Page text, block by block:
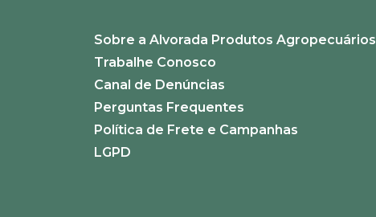
ENVIAR AVALIAÇÃO
Sobre a Alvorada Produtos Agropecuários
Trabalhe Conosco
Canal de Denúncias
Perguntas Frequentes
Política de Frete e Campanhas
LGPD